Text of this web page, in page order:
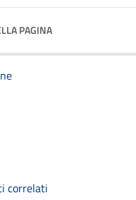
PAGINA
correlati